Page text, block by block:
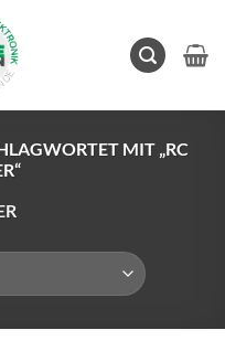
MIT „RC